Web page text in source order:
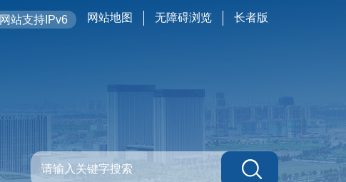
网站支持IPv6 网站地图 无障碍浏览 长者版